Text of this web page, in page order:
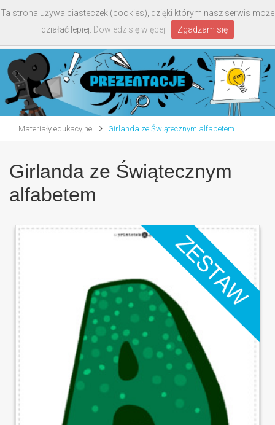
Materiały edukacyjne Girlanda ze Świątecznym alfabetem
Girlanda ze Świątecznym
alfabetem
Ta strona używa ciasteczek (cookies), dzięki którym nasz serwis może
działać lepiej. Dowiedz się więcej Zgadzam się